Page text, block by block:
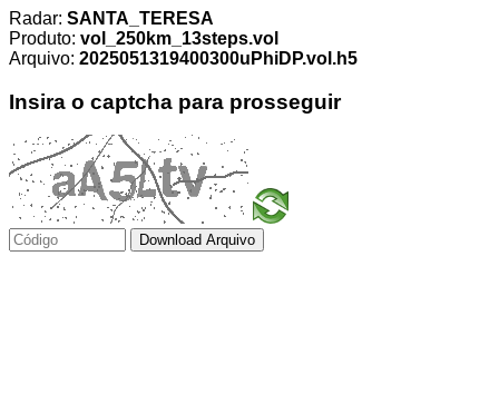
Radar: SANTA_TERESA
Produto: vol_250km_13steps.vol
Arquivo: 2025051319400300uPhiDP.vol.h5
Insira o captcha para prosseguir